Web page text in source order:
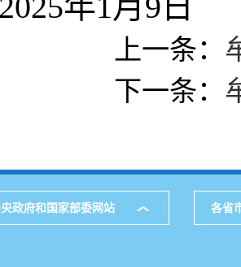
上一条：
下一条：
政府和国家部委网站 各省